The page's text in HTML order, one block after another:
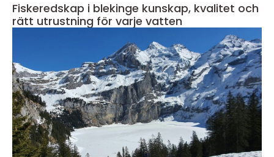
Fiskeredskap i blekinge kunskap, kvalitet och
rätt utrustning för varje vatten